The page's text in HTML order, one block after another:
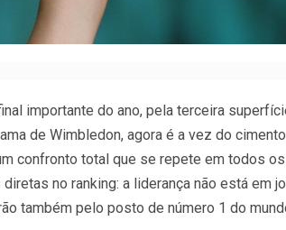
importante do ano, pela terceira
de Wimbledon, agora é a vez do
confronto total que se repete em todos
no ranking: a liderança não está em
também pelo posto de número 1 do